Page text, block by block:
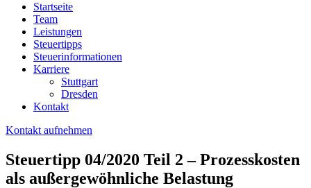
Startseite
Team
Leistungen
Steuertipps
Steuerinformationen
Karriere
Stuttgart
Dresden
Kontakt
Kontakt aufnehmen
Steuertipp 04/2020 Teil 2 – Prozesskosten
als außergewöhnliche Belastung